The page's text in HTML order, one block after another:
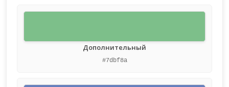
Дополнительный
#7dbf8a